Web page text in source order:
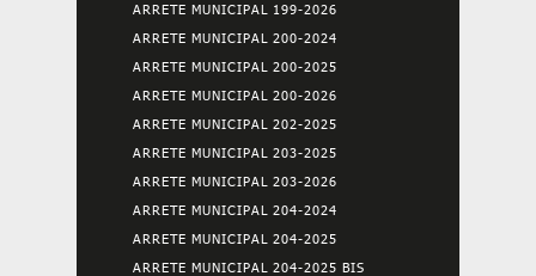
ARRETE MUNICIPAL 199-2026
ARRETE MUNICIPAL 200-2024
ARRETE MUNICIPAL 200-2025
ARRETE MUNICIPAL 200-2026
ARRETE MUNICIPAL 202-2025
ARRETE MUNICIPAL 203-2025
ARRETE MUNICIPAL 203-2026
ARRETE MUNICIPAL 204-2024
ARRETE MUNICIPAL 204-2025
ARRETE MUNICIPAL 204-2025 BIS